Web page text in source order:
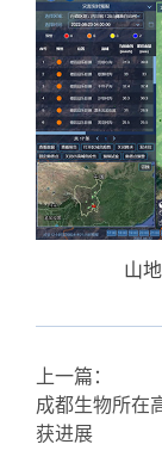
山
上一篇：
成都生物所在
获进展